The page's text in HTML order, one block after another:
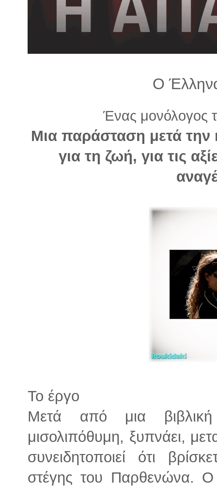
Ο
Ένας μονόλογος
Μια παράσταση μετά
για τη ζωή, για τις
Το έργο
Μετά από μια βιβλική
μισολιπόθυμη, ξυπνάει,
συνειδητοποιεί ότι
στέγης του Παρθενώνα.